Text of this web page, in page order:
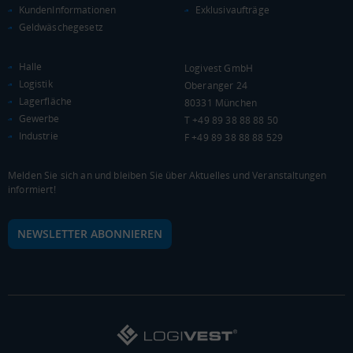
Euro pro Kopf
(Landkreis / Kreisfreie Stadt)
KAUFKRAFT - EURO PRO KOPF
0 € 20.000 € 40.000 €
Bundesland
(LANDKREIS / KREISFREIE STADT)
KundenInformationen
Geldwäschegesetz
Exklusivaufträge
Halle
Logistik
Lagerfläche
Gewerbe
Industrie
Logivest GmbH
Oberanger 24
80331 München
T +49 89 38 88 88 50
F +49 89 38 88 88 529
Melden Sie sich an und bleiben Sie über Aktuelles und Veranstaltungen
informiert!
NEWSLETTER ABONNIEREN